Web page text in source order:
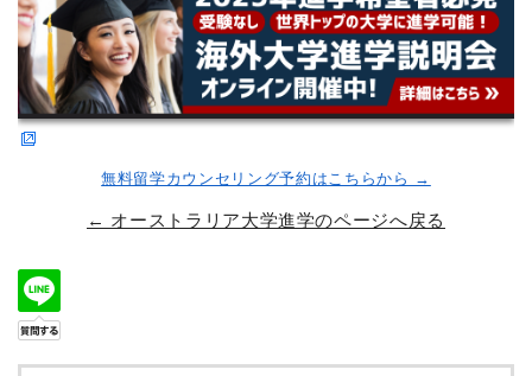
無料留学カウンセリング予約はこちらから →
← オーストラリア大学進学のページへ戻る